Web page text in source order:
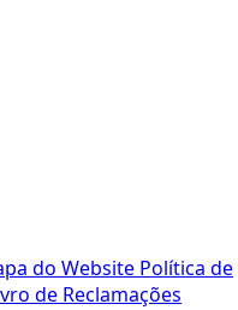
do Website Política de
de Reclamações